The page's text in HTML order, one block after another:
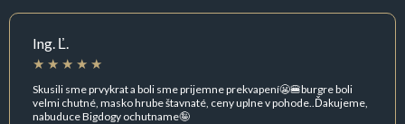
Ing. Ľ.
Skusili sme prvykrat a boli sme prijemne prekvapení😬🍔burgre boli
velmi chutné, masko hrube štavnaté, ceny uplne v pohode..Ďakujeme,
nabuduce Bigdogy ochutname🤪